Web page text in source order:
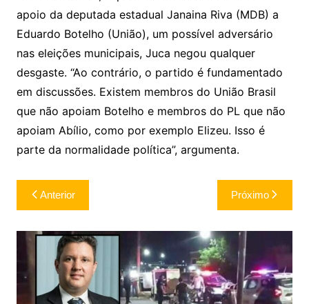
apoio da deputada estadual Janaina Riva (MDB) a
Eduardo Botelho (União), um possível adversário
nas eleições municipais, Juca negou qualquer
desgaste. “Ao contrário, o partido é fundamentado
em discussões. Existem membros do União Brasil
que não apoiam Botelho e membros do PL que não
apoiam Abílio, como por exemplo Elizeu. Isso é
parte da normalidade política”, argumenta.
Navegação
de
Post
Anterior Próximo